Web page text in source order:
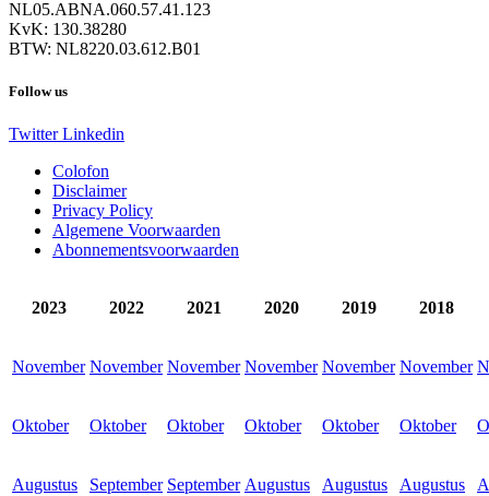
NL05.ABNA.060.57.41.123
KvK: 130.38280
BTW: NL8220.03.612.B01
Follow us
Twitter Linkedin
Colofon
Disclaimer
Privacy Policy
Algemene Voorwaarden
Abonnementsvoorwaarden
2023 2022 2021 2020 2019 2018
November November November November November November
Oktober Oktober Oktober Oktober Oktober Oktober
Augustus September September Augustus Augustus Augustus